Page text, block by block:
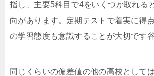
指し、主要5科目で4をいくつか取れる
向があります。定期テストで着実に得
の学習態度も意識することが大切です谷
同じくらいの偏差値の他の高校として